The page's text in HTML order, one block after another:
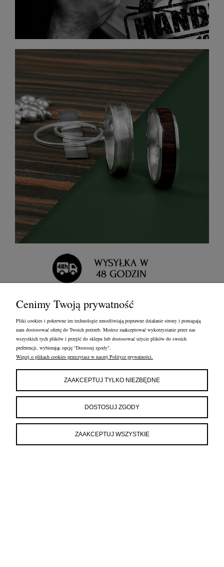
Cenimy Twoją prywatność
Pliki cookies i pokrewne im technologie umożliwiają poprawne działanie strony i pomagają
nam dostosować ofertę do Twoich potrzeb. Możesz zaakceptować wykorzystanie przez nas
wszystkich tych plików i przejść do sklepu lub dostosować użycie plików do swoich
preferencji, wybierając opcję "Dostosuj zgody".
Więcej o plikach cookies przeczytasz w naszej Polityce prywatności.
ZAAKCEPTUJ TYLKO NIEZBĘDNE
DOSTOSUJ ZGODY
ZAAKCEPTUJ WSZYSTKIE